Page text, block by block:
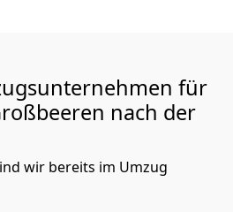
für
nach der
wir bereits im Umzug